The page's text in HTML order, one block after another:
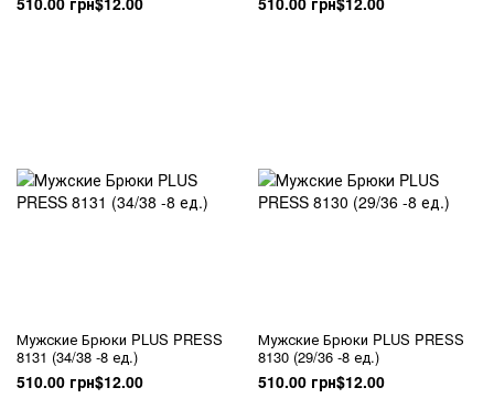
Мужские Брюки PLUS PRESS
8131 (34/38 -8 ед.)
510.00 грн$12.00
Мужские Брюки PLUS PRESS
8130 (29/36 -8 ед.)
510.00 грн$12.00